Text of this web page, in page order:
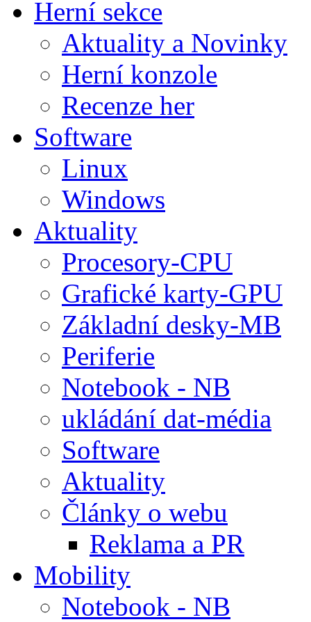
Herní sekce
Aktuality a Novinky
Herní konzole
Recenze her
Software
Linux
Windows
Aktuality
Procesory-CPU
Grafické karty-GPU
Základní desky-MB
Periferie
Notebook - NB
ukládání dat-média
Software
Aktuality
Články o webu
Reklama a PR
Mobility
Notebook - NB